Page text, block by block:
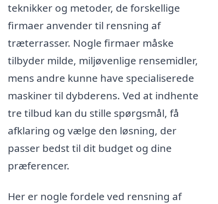
teknikker og metoder, de forskellige
firmaer anvender til rensning af
træterrasser. Nogle firmaer måske
tilbyder milde, miljøvenlige rensemidler,
mens andre kunne have specialiserede
maskiner til dybderens. Ved at indhente
tre tilbud kan du stille spørgsmål, få
afklaring og vælge den løsning, der
passer bedst til dit budget og dine
præferencer.
Her er nogle fordele ved rensning af